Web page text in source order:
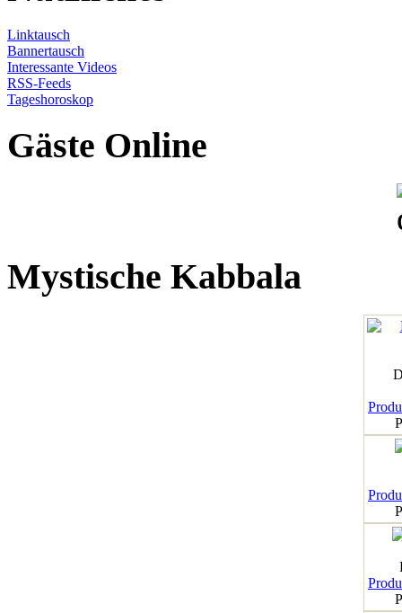
Linktausch
Bannertausch
Interessante Videos
RSS-Feeds
Tageshoroskop
Gäste Online
Mystische Kabbala